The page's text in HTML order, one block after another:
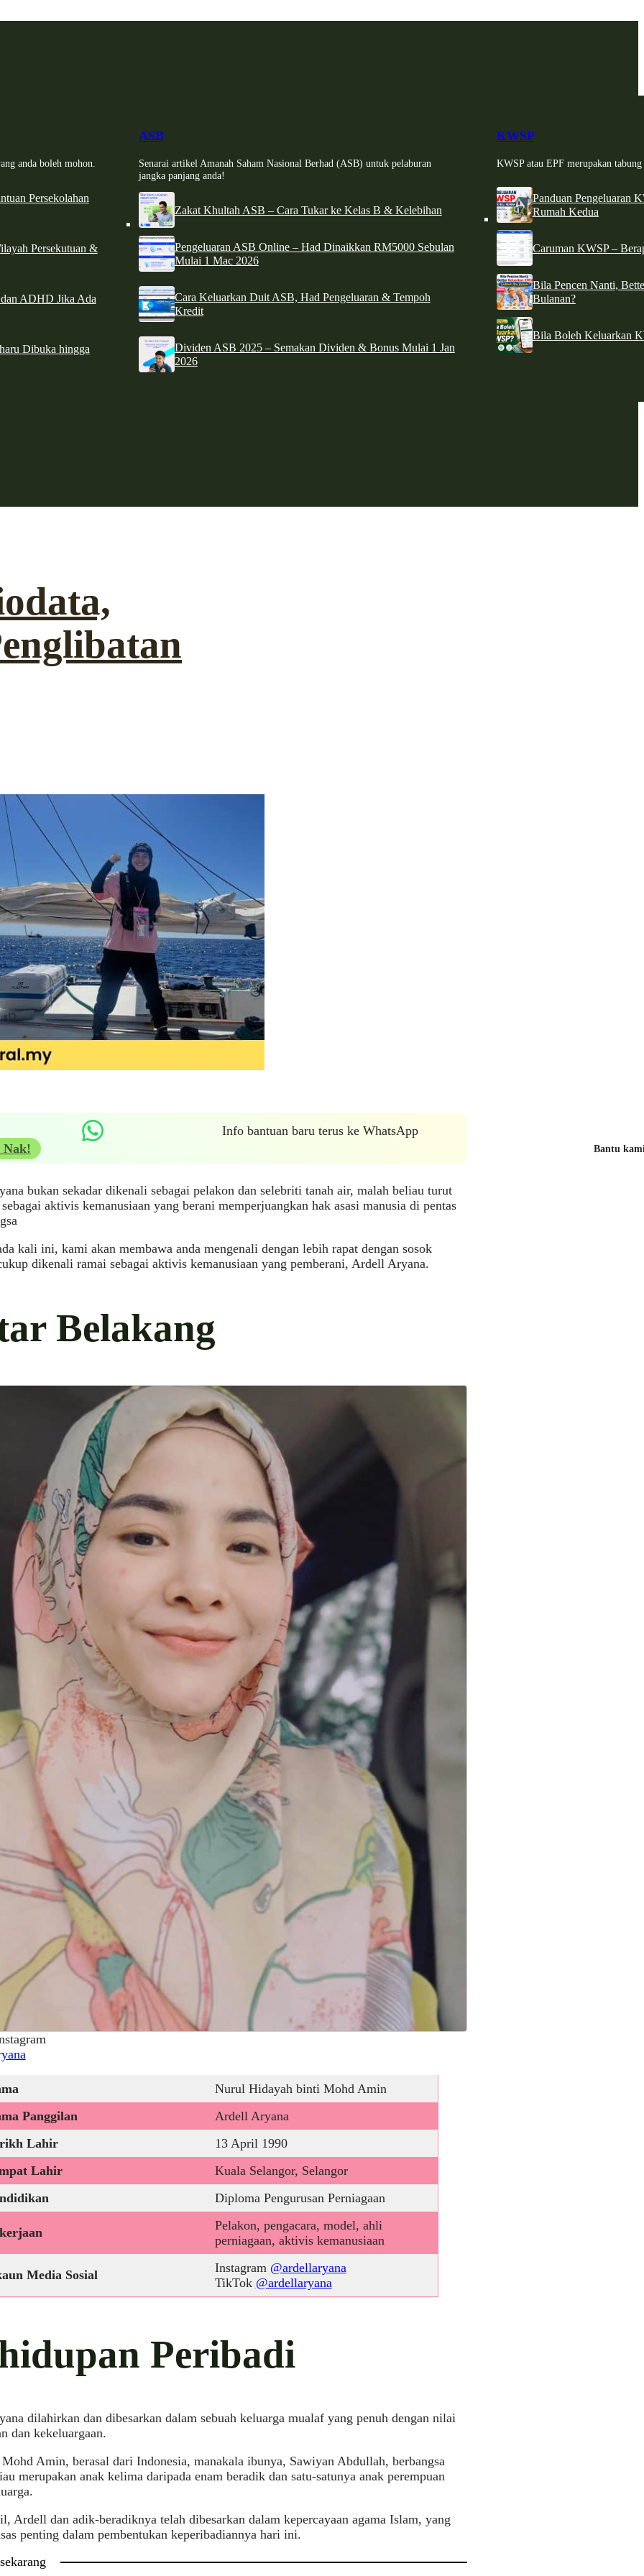
anda boleh mohon.
Persekolahan
Persekutuan &
ADHD Jika Ada
Dibuka hingga
ASB
Senarai artikel Amanah Saham Nasional Berhad (ASB) untuk pelaburan
jangka panjang anda!
Zakat Khultah ASB – Cara Tukar ke Kelas B & Kelebihan
Pengeluaran ASB Online – Had Dinaikkan RM5000 Sebulan
Mulai 1 Mac 2026
Cara Keluarkan Duit ASB, Had Pengeluaran & Tempoh
Kredit
Dividen ASB 2025 – Semakan Dividen & Bonus Mulai 1 Jan
2026
KWSP
KWSP atau EPF merupakan
Panduan Pengeluaran
Rumah Kedua
Caruman KWSP –
Bila Pencen Nanti,
Bulanan?
Bila Boleh Keluarkan
Info bantuan baru terus ke WhatsApp
Nak!
bukan sekadar dikenali sebagai pelakon dan selebriti tanah air, malah beliau turut
aktivis kemanusiaan yang berani memperjuangkan hak asasi manusia di pentas
kali ini, kami akan membawa anda mengenali dengan lebih rapat dengan sosok
dikenali ramai sebagai aktivis kemanusiaan yang pemberani, Ardell Aryana.
Belakang
Nurul Hidayah binti Mohd Amin
Panggilan
Ardell Aryana
Lahir
13 April 1990
Lahir
Kuala Selangor, Selangor
Diploma Pengurusan Perniagaan
Pelakon, pengacara, model, ahli
perniagaan, aktivis kemanusiaan
Media Sosial Instagram @ardellaryana
TikTok @ardellaryana
Peribadi
dilahirkan dan dibesarkan dalam sebuah keluarga mualaf yang penuh dengan nilai
dan kekeluargaan.
Amin, berasal dari Indonesia, manakala ibunya, Sawiyan Abdullah, berbangsa
merupakan anak kelima daripada enam beradik dan satu-satunya anak perempuan
Ardell dan adik-beradiknya telah dibesarkan dalam kepercayaan agama Islam, yang
penting dalam pembentukan keperibadiannya hari ini.
Bantu